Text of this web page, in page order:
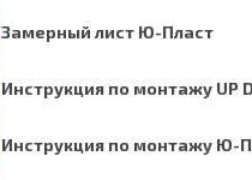
Замерный лист Ю-Пласт
Инструкция по монтажу UP
Инструкция по монтажу Ю-